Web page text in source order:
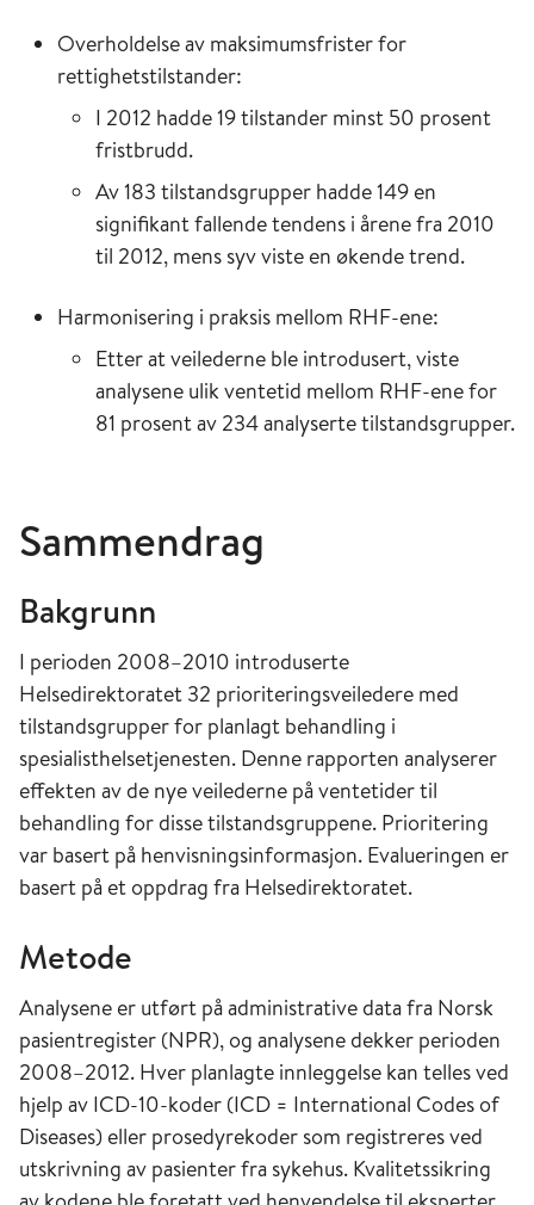
Overholdelse av maksimumsfrister for
rettighetstilstander:
I 2012 hadde 19 tilstander minst 50 prosent
fristbrudd.
Av 183 tilstandsgrupper hadde 149 en
signifikant fallende tendens i årene fra 2010
til 2012, mens syv viste en økende trend.
Harmonisering i praksis mellom RHF-ene:
Etter at veilederne ble introdusert, viste
analysene ulik ventetid mellom RHF-ene for
81 prosent av 234 analyserte tilstandsgrupper.
Sammendrag
Bakgrunn
I perioden 2008–2010 introduserte
Helsedirektoratet 32 prioriteringsveiledere med
tilstandsgrupper for planlagt behandling i
spesialisthelsetjenesten. Denne rapporten analyserer
effekten av de nye veilederne på ventetider til
behandling for disse tilstandsgruppene. Prioritering
var basert på henvisningsinformasjon. Evalueringen er
basert på et oppdrag fra Helsedirektoratet.
Metode
Analysene er utført på administrative data fra Norsk
pasientregister (NPR), og analysene dekker perioden
2008–2012. Hver planlagte innleggelse kan telles ved
hjelp av ICD-10-koder (ICD = International Codes of
Diseases) eller prosedyrekoder som registreres ved
utskrivning av pasienter fra sykehus. Kvalitetssikring